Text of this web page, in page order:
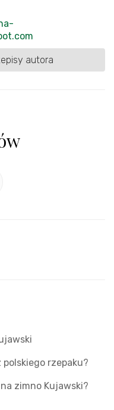
autora
rzepaku?
zimno Kujawski?